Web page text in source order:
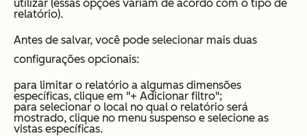
utilizar (essas opções variam de acordo com o tipo de
relatório).
Antes de salvar, você pode selecionar mais duas
configurações opcionais:
para limitar o relatório a algumas dimensões
específicas, clique em "+ Adicionar filtro";
para selecionar o local no qual o relatório será
mostrado, clique no menu suspenso e selecione as
vistas específicas.